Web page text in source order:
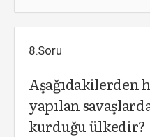
8.Soru
Aşağıdakilerden
yapılan
kurduğu ülkedir?